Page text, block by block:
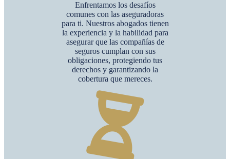
Enfrentamos los desafíos
comunes con las aseguradoras
para ti. Nuestros abogados tienen
la experiencia y la habilidad para
asegurar que las compañías de
seguros cumplan con sus
obligaciones, protegiendo tus
derechos y garantizando la
cobertura que mereces.